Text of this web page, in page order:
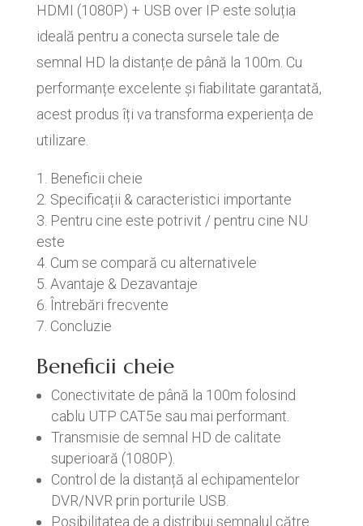
HDMI (1080P) + USB over IP este soluția
ideală pentru a conecta sursele tale de
semnal HD la distanțe de până la 100m. Cu
performanțe excelente și fiabilitate garantată,
acest produs îți va transforma experiența de
utilizare.
Beneficii cheie
Specificații & caracteristici importante
Pentru cine este potrivit / pentru cine NU
este
Cum se compară cu alternativele
Avantaje & Dezavantaje
Întrebări frecvente
Concluzie
Beneficii cheie
Conectivitate de până la 100m folosind
cablu UTP CAT5e sau mai performant.
Transmisie de semnal HD de calitate
superioară (1080P).
Control de la distanță al echipamentelor
DVR/NVR prin porturile USB.
Posibilitatea de a distribui semnalul către